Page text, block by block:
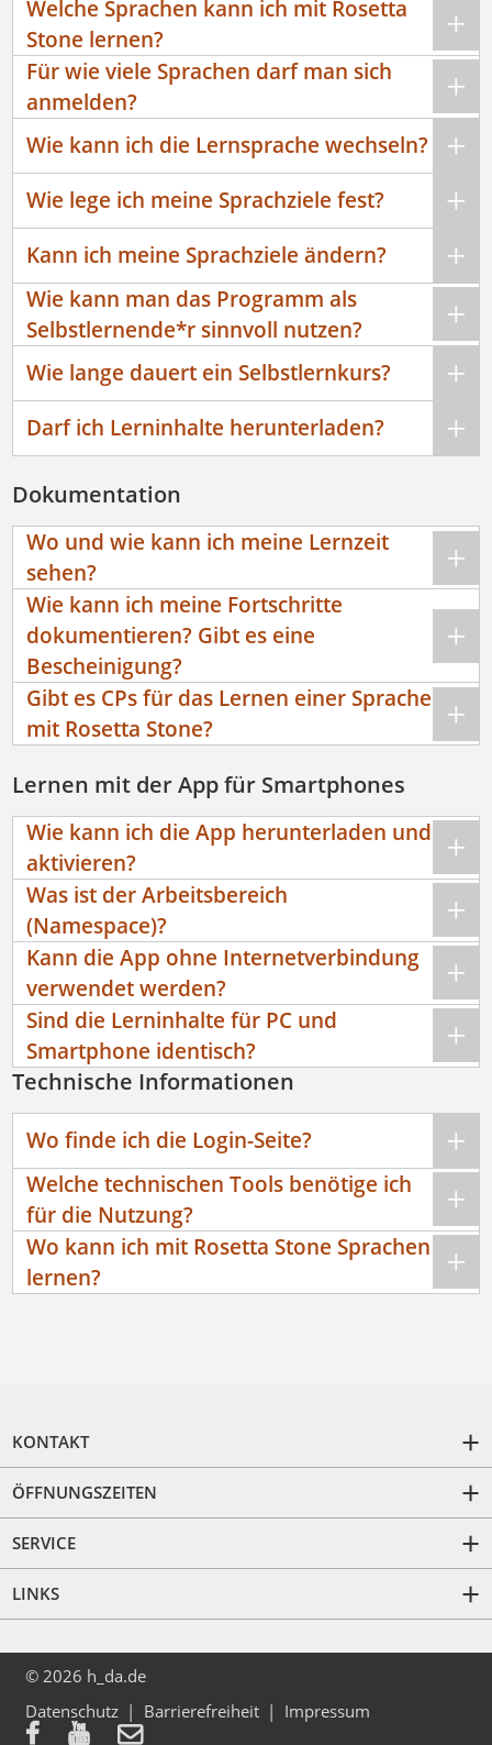
Welche Sprachen kann ich mit Rosetta
Stone lernen?
Für wie viele Sprachen darf man sich
anmelden?
Wie kann ich die Lernsprache wechseln?
Wie lege ich meine Sprachziele fest?
Kann ich meine Sprachziele ändern?
Wie kann man das Programm als
Selbstlernende*r sinnvoll nutzen?
Wie lange dauert ein Selbstlernkurs?
Darf ich Lerninhalte herunterladen?
Dokumentation
Wo und wie kann ich meine Lernzeit
sehen?
Wie kann ich meine Fortschritte
dokumentieren? Gibt es eine
Bescheinigung?
Gibt es CPs für das Lernen einer Sprache
mit Rosetta Stone?
Lernen mit der App für Smartphones
Wie kann ich die App herunterladen und
aktivieren?
Was ist der Arbeitsbereich
(Namespace)?
Kann die App ohne Internetverbindung
verwendet werden?
Sind die Lerninhalte für PC und
Smartphone identisch?
Technische Informationen
Wo finde ich die Login-Seite?
Welche technischen Tools benötige ich
für die Nutzung?
Wo kann ich mit Rosetta Stone Sprachen
lernen?
KONTAKT
ÖFFNUNGSZEITEN
SERVICE
LINKS
© 2026 h_da.de
Datenschutz
Barrierefreiheit Impressum
  